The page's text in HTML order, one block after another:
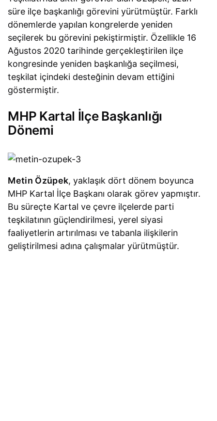
süre ilçe başkanlığı görevini yürütmüştür. Farklı
dönemlerde yapılan kongrelerde yeniden
seçilerek bu görevini pekiştirmiştir. Özellikle 16
Ağustos 2020 tarihinde gerçekleştirilen ilçe
kongresinde yeniden başkanlığa seçilmesi,
teşkilat içindeki desteğinin devam ettiğini
göstermiştir.
MHP Kartal İlçe Başkanlığı
Dönemi
Metin Özüpek, yaklaşık dört dönem boyunca
MHP Kartal İlçe Başkanı olarak görev yapmıştır.
Bu süreçte Kartal ve çevre ilçelerde parti
teşkilatının güçlendirilmesi, yerel siyasi
faaliyetlerin artırılması ve tabanla ilişkilerin
geliştirilmesi adına çalışmalar yürütmüştür.